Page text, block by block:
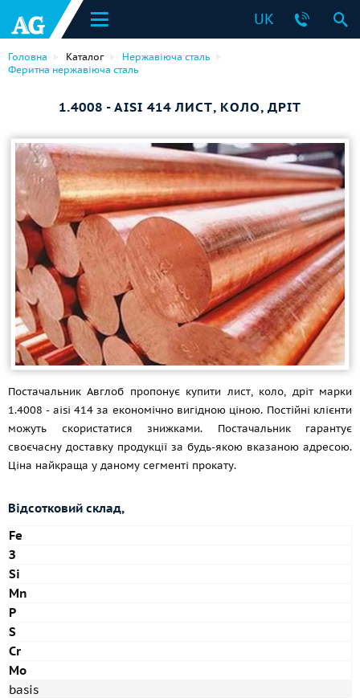
UK
Головна Каталог
Нержавіюча сталь
Феритна нержавіюча сталь
1.4008 - AISI 414 ЛИСТ, КОЛО, ДРІТ
Постачальник Авглоб пропонує купити лист, коло, дріт марки
1.4008 - aisi 414 за економічно вигідною ціною. Постійні клієнти
можуть скористатися знижками. Постачальник гарантує
своєчасну доставку продукції за будь-якою вказаною адресою.
Ціна найкраща у даному сегменті прокату.
Відсотковий склад,
Fe
З
Si
Mn
P
S
Cr
Mo
basis